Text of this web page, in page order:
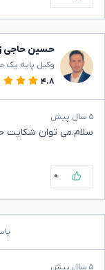
حسین حاجی
وکیل پایه یک
۴.۸
۵ سال پیش
سلام.می توان شکایت
۰
۵ سال پیش